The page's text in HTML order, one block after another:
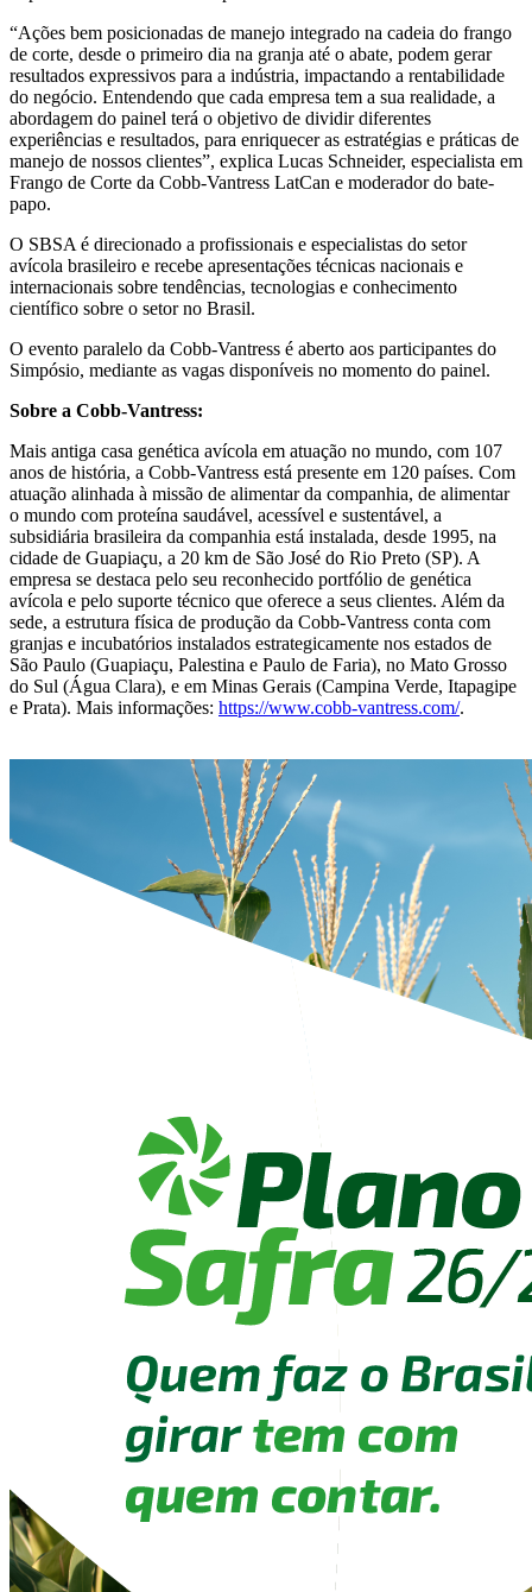
“Ações bem posicionadas de manejo integrado na cadeia do frango
de corte, desde o primeiro dia na granja até o abate, podem gerar
resultados expressivos para a indústria, impactando a rentabilidade
do negócio. Entendendo que cada empresa tem a sua realidade, a
abordagem do painel terá o objetivo de dividir diferentes
experiências e resultados, para enriquecer as estratégias e práticas de
manejo de nossos clientes”, explica Lucas Schneider, especialista em
Frango de Corte da Cobb-Vantress LatCan e moderador do bate-
papo.
O SBSA é direcionado a profissionais e especialistas do setor
avícola brasileiro e recebe apresentações técnicas nacionais e
internacionais sobre tendências, tecnologias e conhecimento
científico sobre o setor no Brasil.
O evento paralelo da Cobb-Vantress é aberto aos participantes do
Simpósio, mediante as vagas disponíveis no momento do painel.
Sobre a Cobb-Vantress:
Mais antiga casa genética avícola em atuação no mundo, com 107
anos de história, a Cobb-Vantress está presente em 120 países. Com
atuação alinhada à missão de alimentar da companhia, de alimentar
o mundo com proteína saudável, acessível e sustentável, a
subsidiária brasileira da companhia está instalada, desde 1995, na
cidade de Guapiaçu, a 20 km de São José do Rio Preto (SP). A
empresa se destaca pelo seu reconhecido portfólio de genética
avícola e pelo suporte técnico que oferece a seus clientes. Além da
sede, a estrutura física de produção da Cobb-Vantress conta com
granjas e incubatórios instalados estrategicamente nos estados de
São Paulo (Guapiaçu, Palestina e Paulo de Faria), no Mato Grosso
do Sul (Água Clara), e em Minas Gerais (Campina Verde, Itapagipe
e Prata). Mais informações: https://www.cobb-vantress.com/.